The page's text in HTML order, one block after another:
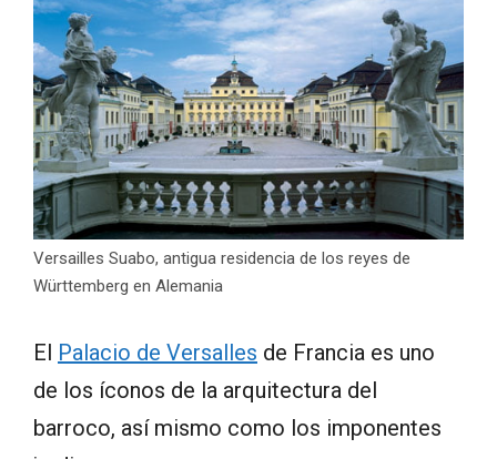
Versailles Suabo, antigua residencia de los reyes de
Württemberg en Alemania
El Palacio de Versalles de Francia es uno
de los íconos de la arquitectura del
barroco, así mismo como los imponentes